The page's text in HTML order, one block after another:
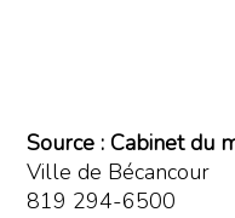
Source : Cabinet du
Ville de Bécancour
819 294-6500